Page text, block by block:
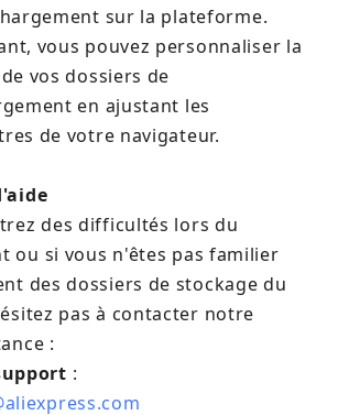
sur la plateforme.
vous pouvez personnaliser la
vos dossiers de
en ajustant les
de votre navigateur.
des difficultés lors du
ou si vous n'êtes pas familier
des dossiers de stockage du
pas à contacter notre
:
: